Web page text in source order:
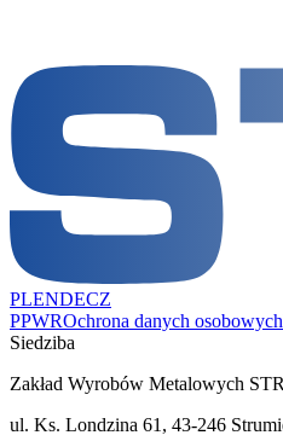
PLENDECZ
PPWROchrona danych osobowych
Siedziba
Zakład Wyrobów Metalowych
ul. Ks. Londzina 61, 43-246